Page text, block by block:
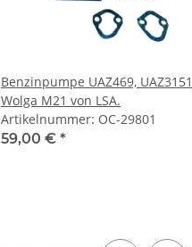
Benzinpumpe UAZ469, UAZ3151
Wolga M21 von LSA.
Artikelnummer: OC-29801
59,00 € *